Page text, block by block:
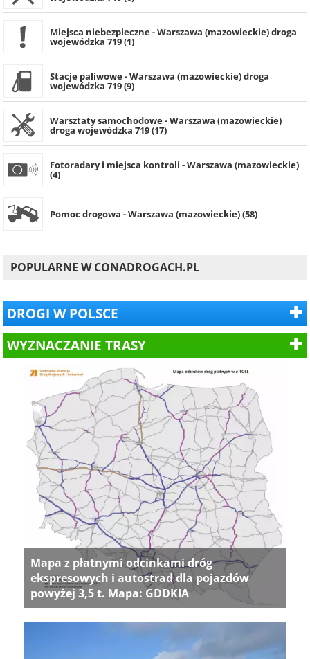
Miejsca niebezpieczne - Warszawa (mazowieckie) droga
wojewódzka 719 (1)
Stacje paliwowe - Warszawa (mazowieckie) droga
wojewódzka 719 (9)
Warsztaty samochodowe - Warszawa (mazowieckie)
droga wojewódzka 719 (17)
Fotoradary i miejsca kontroli - Warszawa (mazowieckie)
(4)
Pomoc drogowa - Warszawa (mazowieckie) (58)
POPULARNE W CONADROGACH.PL
DROGI W POLSCE
WYZNACZANIE TRASY
Mapa z płatnymi odcinkami dróg
ekspresowych i autostrad dla pojazdów
powyżej 3,5 t. Mapa: GDDKIA